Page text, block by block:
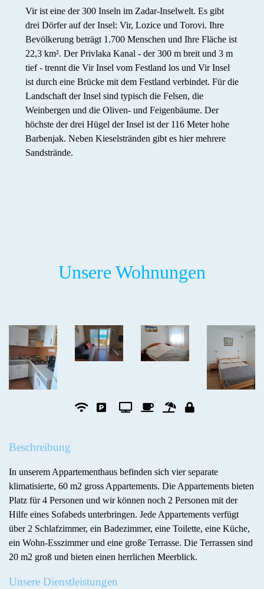
Vir ist eine der 300 Inseln im Zadar-Inselwelt. Es gibt
drei Dörfer auf der Insel: Vir, Lozice und Torovi. Ihre
Bevölkerung beträgt 1.700 Menschen und Ihre Fläche ist
22,3 km². Der Privlaka Kanal - der 300 m breit und 3 m
tief - trennt die Vir Insel vom Festland los und Vir Insel
ist durch eine Brücke mit dem Festland verbindet. Für die
Landschaft der Insel sind typisch die Felsen, die
Weinbergen und die Oliven- und Feigenbäume. Der
höchste der drei Hügel der Insel ist der 116 Meter hohe
Barbenjak. Neben Kieselstränden gibt es hier mehrere
Sandstrände.
Unsere Wohnungen
Beschreibung
In unserem Appartementhaus befinden sich vier separate
klimatisierte, 60 m2 gross Appartements. Die Appartements bieten
Platz für 4 Personen und wir können noch 2 Personen mit der
Hilfe eines Sofabeds unterbringen. Jede Appartements verfügt
über 2 Schlafzimmer, ein Badezimmer, eine Toilette, eine Küche,
ein Wohn-Esszimmer und eine große Terrasse. Die Terrassen sind
20 m2 groß und bieten einen herrlichen Meerblick.
Unsere Dienstleistungen